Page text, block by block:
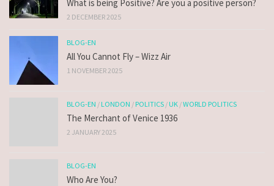
What is being Positive? Are you a positive person?
2 DECEMBER 2025
BLOG-EN
All You Cannot Fly – Wizz Air
1 NOVEMBER 2025
BLOG-EN /LONDON /POLITICS /UK /WORLD POLITICS
The Merchant of Venice 1936
2 JANUARY 2025
BLOG-EN
Who Are You?